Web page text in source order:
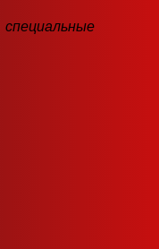
специальные